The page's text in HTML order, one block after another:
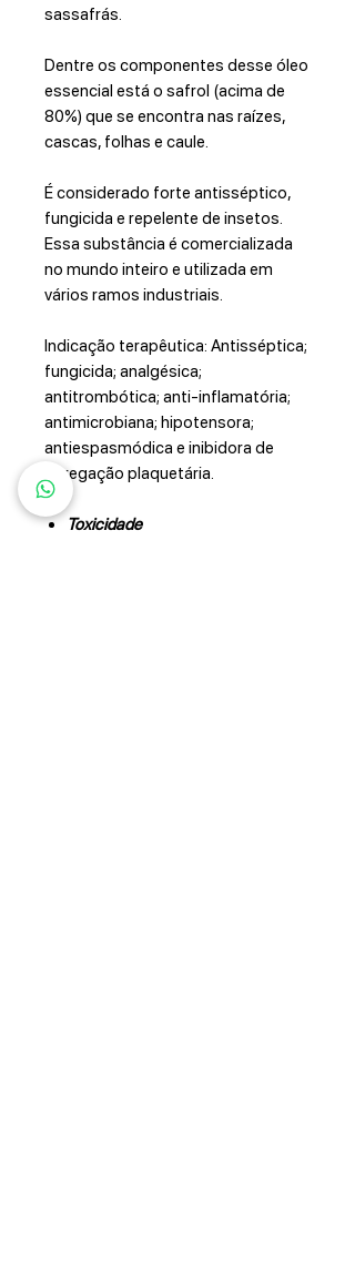
sassafrás.
Dentre os componentes desse óleo
essencial está o safrol (acima de
80%) que se encontra nas raízes,
cascas, folhas e caule.
É considerado forte antisséptico,
fungicida e repelente de insetos.
Essa substância é comercializada
no mundo inteiro e utilizada em
vários ramos industriais.
Indicação terapêutica: Antisséptica;
fungicida; analgésica;
antitrombótica; anti-inflamatória;
antimicrobiana; hipotensora;
antiespasmódica e inibidora de
agregação plaquetária.
Toxicidade